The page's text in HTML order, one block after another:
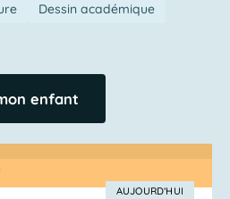
Dessin académique
enfant
AUJOURD’HUI